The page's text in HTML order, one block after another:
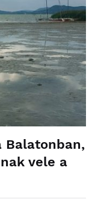
Balatonban,
vele a